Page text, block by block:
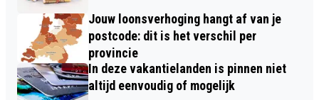
Jouw loonsverhoging hangt af van je
postcode: dit is het verschil per
provincie
In deze vakantielanden is pinnen niet
altijd eenvoudig of mogelijk